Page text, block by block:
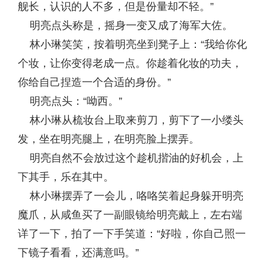
舰长，认识的人不多，但是份量却不轻。”
明亮点头称是，摇身一变又成了海军大佐。
林小琳笑笑，按着明亮坐到凳子上：“我给你化
个妆，让你变得老成一点。你趁着化妆的功夫，
你给自己捏造一个合适的身份。”
明亮点头：“呦西。”
林小琳从梳妆台上取来剪刀，剪下了一小缕头
发，坐在明亮腿上，在明亮脸上摆弄。
明亮自然不会放过这个趁机揩油的好机会，上
下其手，乐在其中。
林小琳摆弄了一会儿，咯咯笑着起身躲开明亮
魔爪，从咸鱼买了一副眼镜给明亮戴上，左右端
详了一下，拍了一下手笑道：“好啦，你自己照一
下镜子看看，还满意吗。”